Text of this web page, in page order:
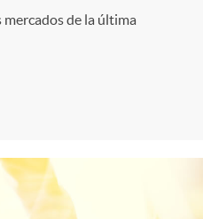
de la última